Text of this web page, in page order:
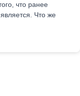
что ранее
Что же